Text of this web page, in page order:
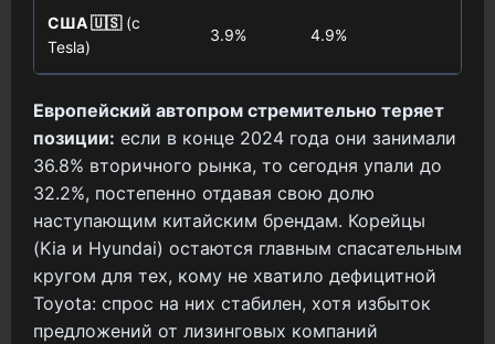
США 🇺🇸(с
Tesla)
3.9% 4.9%
Европейский автопром стремительно теряет
позиции: если в конце 2024 года они занимали
36.8% вторичного рынка, то сегодня упали до
32.2%, постепенно отдавая свою долю
наступающим китайским брендам. Корейцы
(Kia и Hyundai) остаются главным спасательным
кругом для тех, кому не хватило дефицитной
Toyota: спрос на них стабилен, хотя избыток
предложений от лизинговых компаний